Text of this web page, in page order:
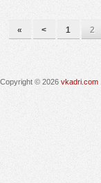
« < 1 2
Copyright © 2026 vkadri.com